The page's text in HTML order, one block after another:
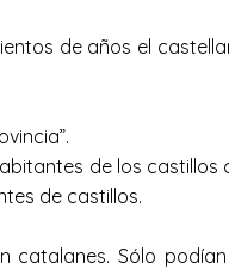
de años el
de los
de castillos.
catalanes. Sólo